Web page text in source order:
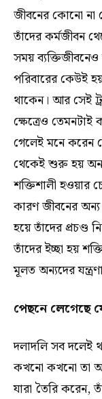
জীবনের কোনো
তাঁদের কর্মজীবন
সময়
পরিবারের কেউই
থাকেন। আর সেই
ক্ষেত্রেও
গেলেই মনে করেন
থেকেই শুরু হয়
শক্তিশালী হওয়ার
কারণ জীবনের
হয়ে তাঁদের প্রচণ্ড
তাঁদের ইচ্ছা হয়
মূলত অন্যদের
পেছনে লেগেছে
দলাদলি সব দলেই
কখনো কখনো তা
যারা তৈরি করেন,